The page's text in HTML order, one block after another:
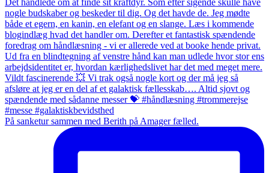
På sanketur sammen med Berith på Amager fælled.